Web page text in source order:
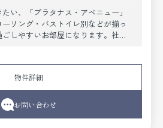
い、「プラタナス・アベニュー」
リング・バストイレ別などが揃っ
しやすいお部屋になります。社会
、案内も入居もすぐに行うことが
フが地域の賃貸情報をご提供いたし
やご要望などございましたら、お
わせ下さい。
物件詳細
お問い合わせ